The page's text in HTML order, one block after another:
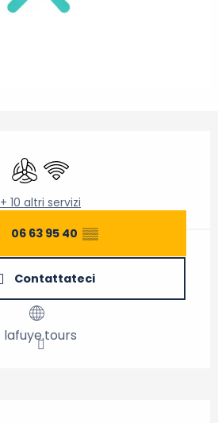
Aria condizionata
Wi-Fi
+ 10 altri servizi
06 63 95 40 ▒▒
Contattateci
lafuye.tours